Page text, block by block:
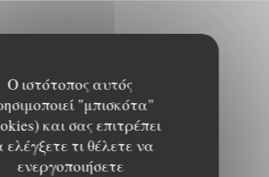
Ο ιστότοπος αυτός
"μπισκότα"
και σας επιτρέπει
ελέγξετε τι θέλετε να
ενεργοποιήσετε